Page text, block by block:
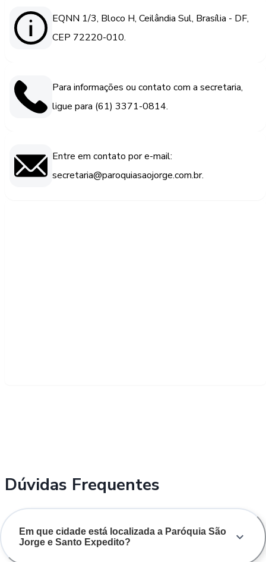
EQNN 1/3, Bloco H, Ceilândia Sul, Brasília - DF,
CEP 72220-010.
Para informações ou contato com a secretaria,
ligue para (61) 3371-0814.
Entre em contato por e-mail:
secretaria@paroquiasaojorge.com.br.
Dúvidas Frequentes
Em que cidade está localizada a Paróquia São
Jorge e Santo Expedito?